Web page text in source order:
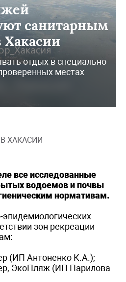
санитарным
отдых в специально
местах
В ХАКАСИИ
все исследованные
водоемов и почвы
нормативам.
зон рекреации
(ИП Антоненко К.А.);
ЭкоПляж (ИП Парилова